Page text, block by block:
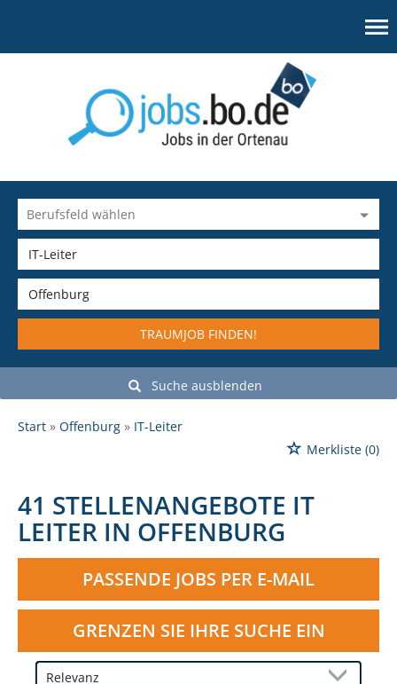
TRAUMJOB FINDEN!
Suche ausblenden
Start Offenburg
IT-Leiter
Merkliste (0)
41 STELLENANGEBOTE IT
LEITER IN OFFENBURG
PASSENDE JOBS PER E-MAIL
GRENZEN SIE IHRE SUCHE EIN